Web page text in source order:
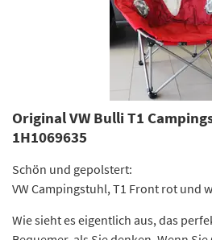
Original VW Bulli T1
1H1069635
Schön und gepolstert:
VW Campingstuhl, T1 Front rot und
Wie sieht es eigentlich aus, das